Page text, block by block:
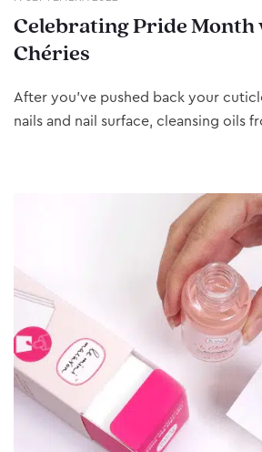
Celebrating Pride Month
Chéries
After you’ve pushed back your
nails and nail surface, cleansing oils